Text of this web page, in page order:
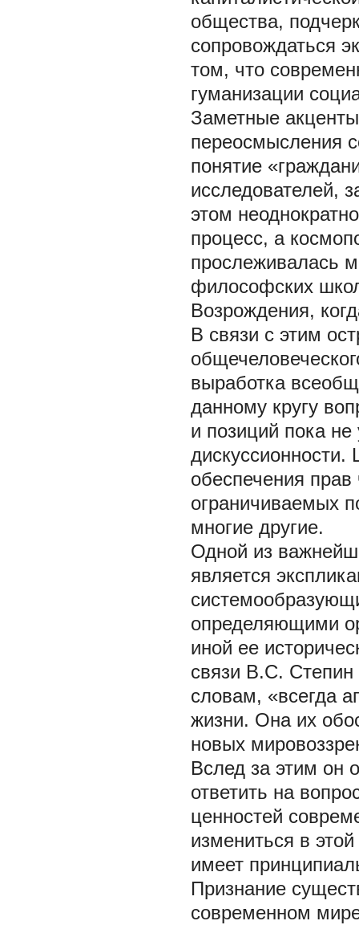
общества,
сопровождаться
том, что
гуманизации
Заметные
переосмысления
понятие
исследователей,
этом
процесс, а
прослеживалась
философских
Возрождения,
В связи с этим
выработка
данному кругу
и позиций пока
обеспечения
ограничиваемых
многие другие.
Одной из
является
определяющими
иной ее
связи В.С. Степин
словам, «всегда
жизни. Она их
новых
Вслед за этим он
ответить на
ценностей
измениться в
имеет
Признание
современном